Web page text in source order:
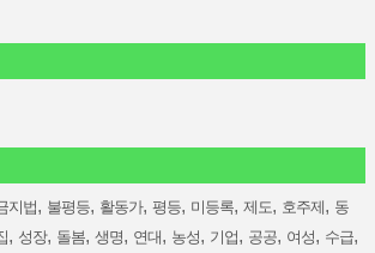
지법, 불평등, 활동가, 평등, 미등록, 제도, 호주제, 동
, 성장, 돌봄, 생명, 연대, 농성, 기업, 공공, 여성, 수급,